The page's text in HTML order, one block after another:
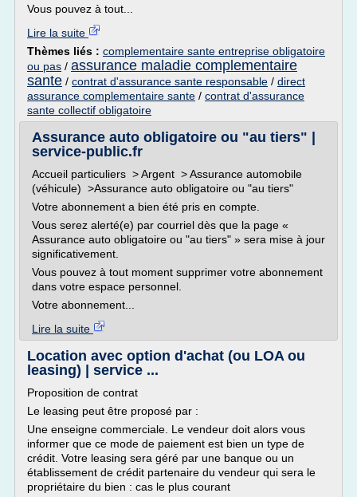
Vous pouvez à tout...
Lire la suite
Thèmes liés : complementaire sante entreprise obligatoire
ou pas / assurance maladie complementaire
sante / contrat d'assurance sante responsable / direct
assurance complementaire sante / contrat d'assurance
sante collectif obligatoire
Assurance auto obligatoire ou "au tiers" |
service-public.fr
Accueil particuliers > Argent > Assurance automobile
(véhicule) >Assurance auto obligatoire ou "au tiers"
Votre abonnement a bien été pris en compte.
Vous serez alerté(e) par courriel dès que la page «
Assurance auto obligatoire ou "au tiers" » sera mise à jour
significativement.
Vous pouvez à tout moment supprimer votre abonnement
dans votre espace personnel.
Votre abonnement...
Lire la suite
Location avec option d'achat (ou LOA ou
leasing) | service ...
Proposition de contrat
Le leasing peut être proposé par :
Une enseigne commerciale. Le vendeur doit alors vous
informer que ce mode de paiement est bien un type de
crédit. Votre leasing sera géré par une banque ou un
établissement de crédit partenaire du vendeur qui sera le
propriétaire du bien : cas le plus courant